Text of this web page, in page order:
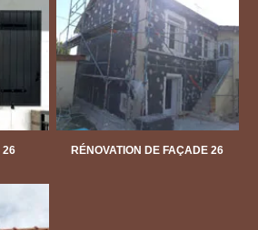
26 RÉNOVATION DE FAÇADE 26